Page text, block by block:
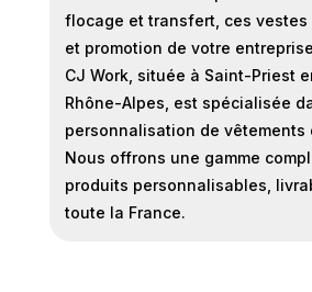
flocage et transfert, ces
et promotion de votre
CJ Work, située à Saint-Priest
Rhône-Alpes, est spécialisée
personnalisation de vêtements
Nous offrons une gamme
produits personnalisables,
toute la France.